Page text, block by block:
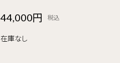
44,000円 税込
在庫なし